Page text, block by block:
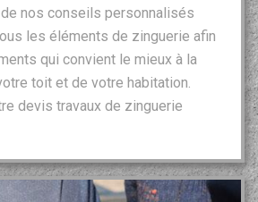
nos conseils personnalisés
les éléments de zinguerie afin
qui convient le mieux à la
toit et de votre habitation.
devis travaux de zinguerie